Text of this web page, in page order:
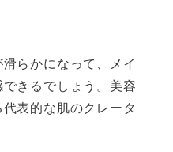
らかになって、メイ
きるでしょう。美容
表的な肌のクレータ